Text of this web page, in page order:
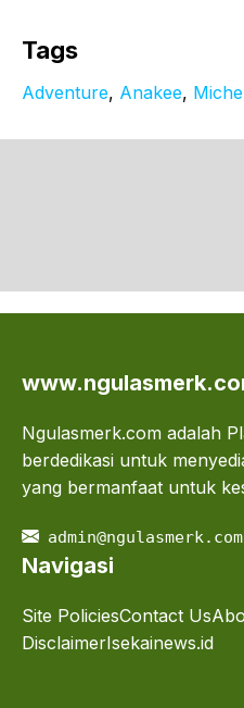
Tags
Adventure, Anakee,
Ngulasmerk.com adalah
berdedikasi untuk
yang bermanfaat untuk
admin@ngulasmerk.com
Navigasi
Site PoliciesContact Us
DisclaimerIsekainews.id